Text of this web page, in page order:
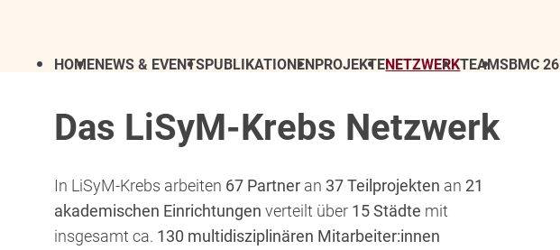
HOMENEWS & EVENTSPUBLIKATIONENPROJEKTENETZWERKTEAMSBMC 26
Das LiSyM-Krebs Netzwerk
In LiSyM-Krebs arbeiten 67 Partner an 37 Teilprojekten an21
akademischen Einrichtungen verteilt über 15 Städte mit
insgesamt ca. 130 multidisziplinären Mitarbeiter:innen